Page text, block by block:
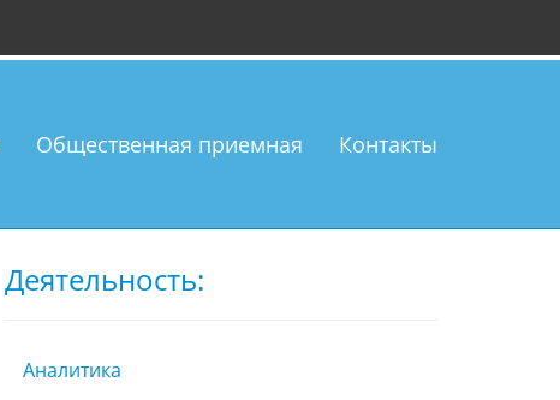
Общественная приемная Контакты
Деятельность:
Аналитика